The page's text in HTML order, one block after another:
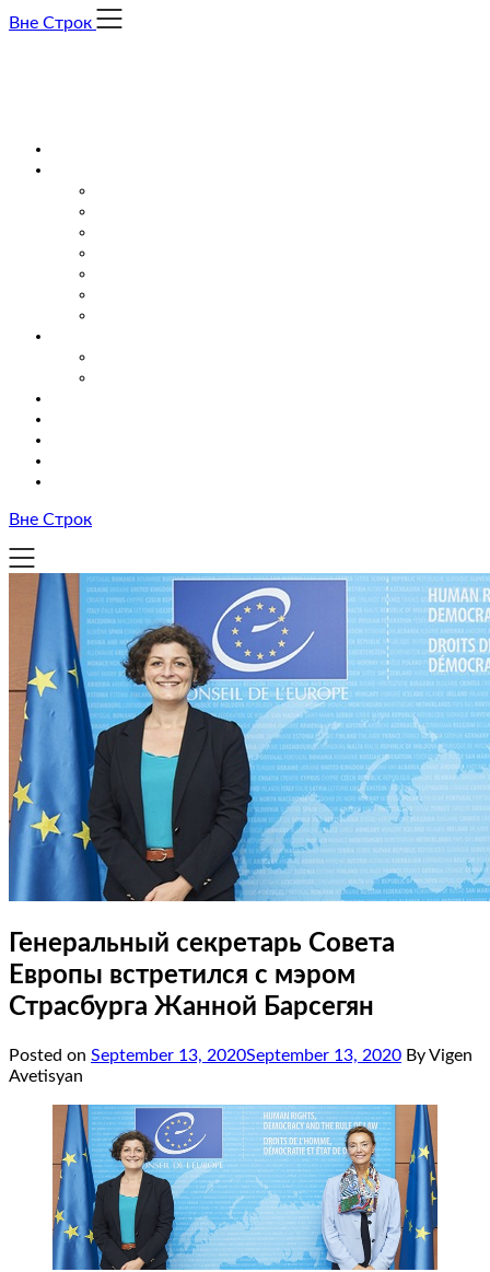
Skip
Вне Строк
Вне Строк
Генеральный секретарь Совета
Европы встретился с мэром
Страсбурга Жанной Барсегян
Posted on September 13, 2020September 13, 2020 By Vigen
Avetisyan